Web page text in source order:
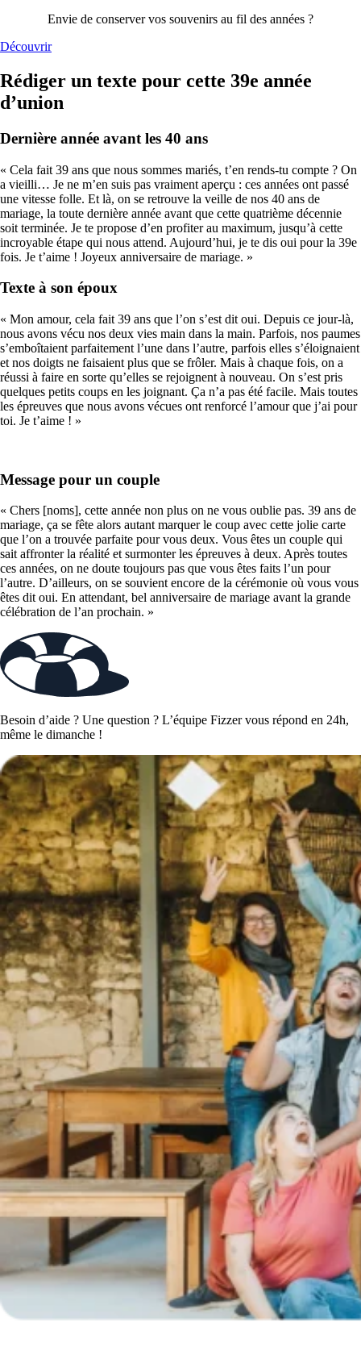
Envie de conserver vos souvenirs au fil des années ?
Découvrir
Rédiger un texte pour cette 39e année
d’union
Dernière année avant les 40 ans
« Cela fait 39 ans que nous sommes mariés, t’en rends-tu compte ? On
a vieilli… Je ne m’en suis pas vraiment aperçu : ces années ont passé
une vitesse folle. Et là, on se retrouve la veille de nos 40 ans de
mariage, la toute dernière année avant que cette quatrième décennie
soit terminée. Je te propose d’en profiter au maximum, jusqu’à cette
incroyable étape qui nous attend. Aujourd’hui, je te dis oui pour la 39e
fois. Je t’aime ! Joyeux anniversaire de mariage. »
Texte à son époux
« Mon amour, cela fait 39 ans que l’on s’est dit oui. Depuis ce jour-là,
nous avons vécu nos deux vies main dans la main. Parfois, nos paumes
s’emboîtaient parfaitement l’une dans l’autre, parfois elles s’éloignaient
et nos doigts ne faisaient plus que se frôler. Mais à chaque fois, on a
réussi à faire en sorte qu’elles se rejoignent à nouveau. On s’est pris
quelques petits coups en les joignant. Ça n’a pas été facile. Mais toutes
les épreuves que nous avons vécues ont renforcé l’amour que j’ai pour
toi. Je t’aime ! »
Message pour un couple
« Chers [noms], cette année non plus on ne vous oublie pas. 39 ans de
mariage, ça se fête alors autant marquer le coup avec cette jolie carte
que l’on a trouvée parfaite pour vous deux. Vous êtes un couple qui
sait affronter la réalité et surmonter les épreuves à deux. Après toutes
ces années, on ne doute toujours pas que vous êtes faits l’un pour
l’autre. D’ailleurs, on se souvient encore de la cérémonie où vous vous
êtes dit oui. En attendant, bel anniversaire de mariage avant la grande
célébration de l’an prochain. »
Besoin d’aide ? Une question ? L’équipe Fizzer vous répond en 24h,
même le dimanche !